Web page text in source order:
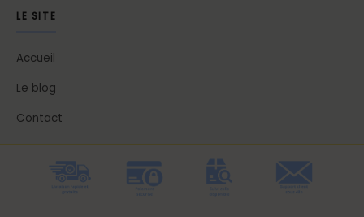
LE SITE
Accueil
Le blog
Contact